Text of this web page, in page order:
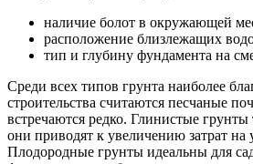
наличие болот в окружающей
расположение близлежащих
тип и глубину фундамента на
Среди всех типов грунта наиболее
строительства считаются песчаные
встречаются редко. Глинистые
они приводят к увеличению затрат на
Плодородные грунты идеальны для